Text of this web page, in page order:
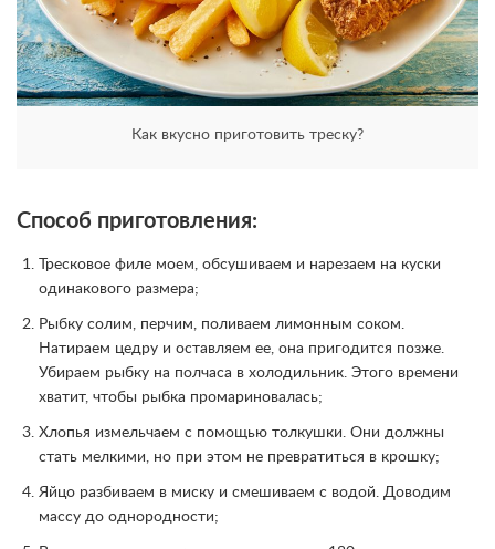
Как вкусно приготовить треску?
Способ приготовления:
Тресковое филе моем, обсушиваем и нарезаем на куски
одинакового размера;
Рыбку солим, перчим, поливаем лимонным соком.
Натираем цедру и оставляем ее, она пригодится позже.
Убираем рыбку на полчаса в холодильник. Этого времени
хватит, чтобы рыбка промариновалась;
Хлопья измельчаем с помощью толкушки. Они должны
стать мелкими, но при этом не превратиться в крошку;
Яйцо разбиваем в миску и смешиваем с водой. Доводим
массу до однородности;